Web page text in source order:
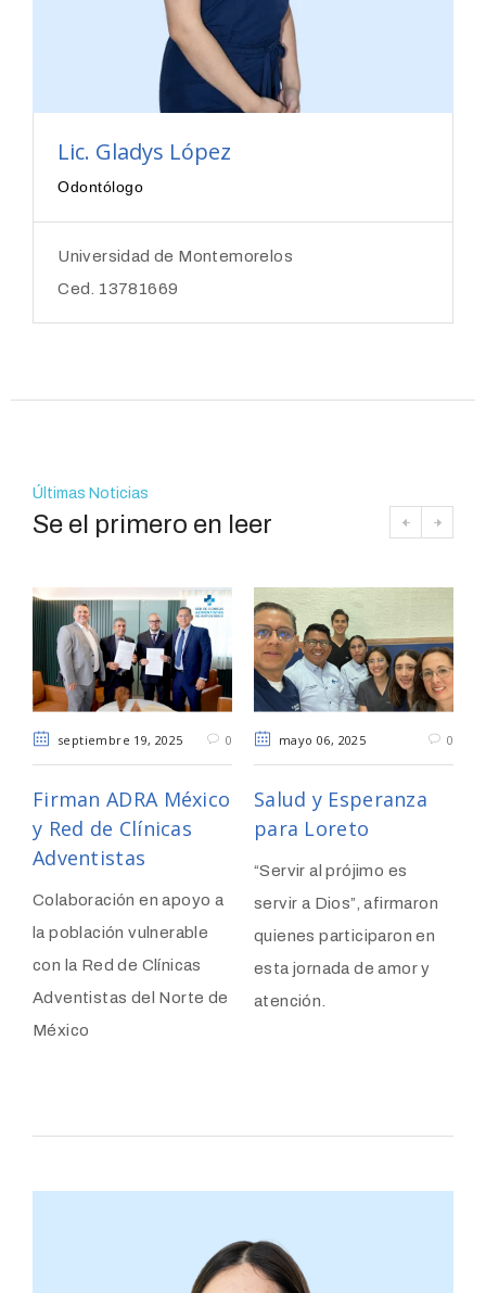
Lic. Gladys López
Odontólogo
Universidad de Montemorelos
Ced. 13781669
Últimas Noticias
Se el primero en leer
septiembre 19, 2025 0
Firman ADRA México
y Red de Clínicas
Adventistas
Colaboración en apoyo a
la población vulnerable
con la Red de Clínicas
Adventistas del Norte de
México
mayo 06, 2025 0
Salud y Esperanza
para Loreto
“Servir al prójimo es
servir a Dios”, afirmaron
quienes participaron en
esta jornada de amor y
atención.